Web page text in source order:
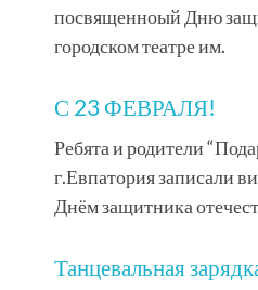
посвященноый Дню
городском театре им.
С 23 ФЕВРАЛЯ!
Ребята и родители
г.Евпатория записали
Днём защитника
Танцевальная